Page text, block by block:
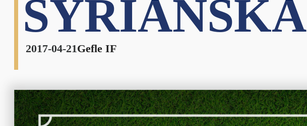
SYRIANSKA
2017-04-21Gefle IF